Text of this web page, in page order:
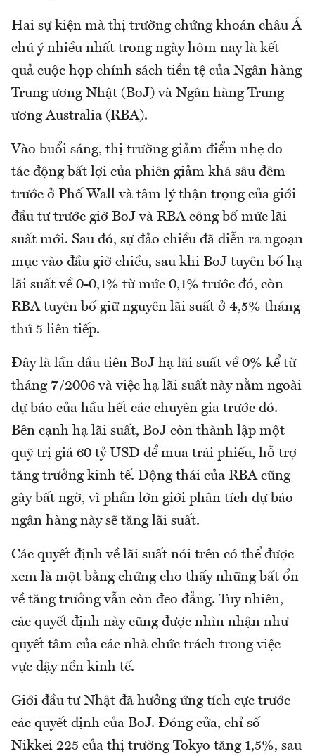
Hai sự kiện mà thị trường chứng khoán châu Á
chú ý nhiều nhất trong ngày hôm nay là kết
quả cuộc họp chính sách tiền tệ của Ngân hàng
Trung ương Nhật (BoJ) và Ngân hàng Trung
ương Australia (RBA).
Vào buổi sáng, thị trường giảm điểm nhẹ do
tác động bất lợi của phiên giảm khá sâu đêm
trước ở Phố Wall và tâm lý thận trọng của giới
đầu tư trước giờ BoJ và RBA công bố mức lãi
suất mới. Sau đó, sự đảo chiều đã diễn ra ngoạn
mục vào đầu giờ chiều, sau khi BoJ tuyên bố hạ
lãi suất về 0-0,1% từ mức 0,1% trước đó, còn
RBA tuyên bố giữ nguyên lãi suất ở 4,5% tháng
thứ 5 liên tiếp.
Đây là lần đầu tiên BoJ hạ lãi suất về 0% kể từ
tháng 7/2006 và việc hạ lãi suất này nằm ngoài
dự báo của hầu hết các chuyên gia trước đó.
Bên cạnh hạ lãi suất, BoJ còn thành lập một
quỹ trị giá 60 tỷ USD để mua trái phiếu, hỗ trợ
tăng trưởng kinh tế. Động thái của RBA cũng
gây bất ngờ, vì phần lớn giới phân tích dự báo
ngân hàng này sẽ tăng lãi suất.
Các quyết định về lãi suất nói trên có thể được
xem là một bằng chứng cho thấy những bất ổn
về tăng trưởng vẫn còn đeo đẳng. Tuy nhiên,
các quyết định này cũng được nhìn nhận như
quyết tâm của các nhà chức trách trong việc
vực dậy nền kinh tế.
Giới đầu tư Nhật đã hưởng ứng tích cực trước
các quyết định của BoJ. Đóng cửa, chỉ số
Nikkei 225 của thị trường Tokyo tăng 1,5%, sau